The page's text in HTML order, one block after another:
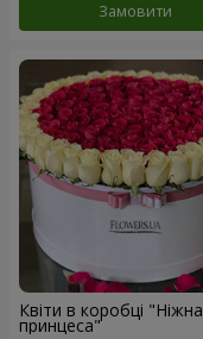
Замовити
Квіти в коробці "Ніжна
принцеса"